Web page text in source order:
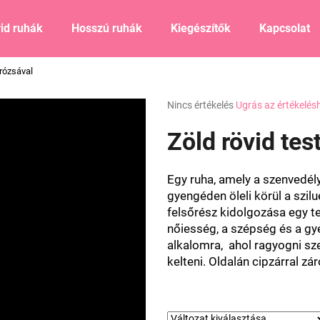
ruhák Hosszú ruhák Kiegészítők Kapcsolat
A
átlagos
értékelése
0,0
csillag.
Nincs értékelés Ugrás az
Zöld rövid
Egy ruha, amely a
gyengéden öleli körül a
felsőrész kidolgozása egy
nőiesség, a szépség és a
alkalomra, ahol ragyogni
kelteni. Oldalán cipzárral
KERESÉS